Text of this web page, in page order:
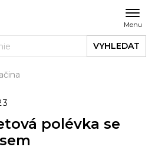
Menu
VYHLEDAT
polévka se